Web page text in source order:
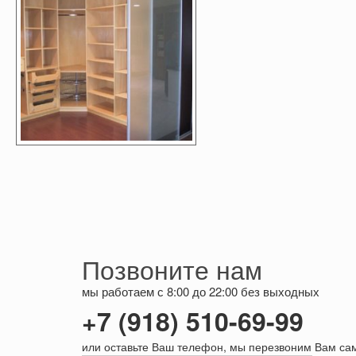
Позвоните нам
мы работаем с 8:00 до 22:00 без выходных
+7 (918) 510-69-99
или оставьте Ваш телефон, мы перезвоним Вам